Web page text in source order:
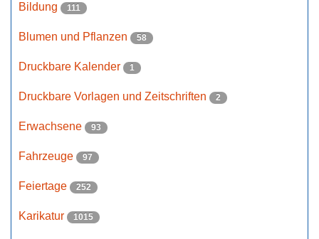
Bildung 111
Blumen und Pflanzen 58
Druckbare Kalender 1
Druckbare Vorlagen und Zeitschriften 2
Erwachsene 93
Fahrzeuge 97
Feiertage 252
Karikatur 1015